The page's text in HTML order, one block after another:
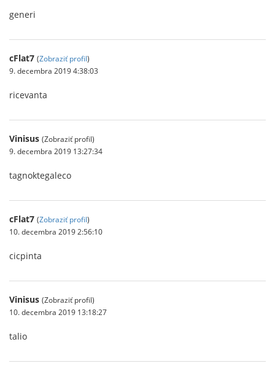
generi
cFlat7 (Zobraziť profil)
9. decembra 2019 4:38:03
ricevanta
Vinisus (Zobraziť profil)
9. decembra 2019 13:27:34
tagnoktegaleco
cFlat7 (Zobraziť profil)
10. decembra 2019 2:56:10
cicpinta
Vinisus (Zobraziť profil)
10. decembra 2019 13:18:27
talio